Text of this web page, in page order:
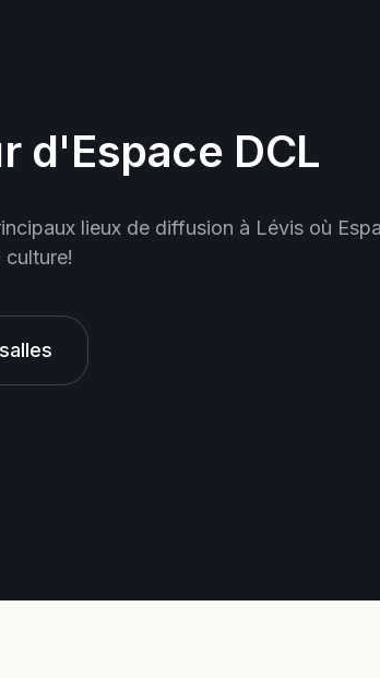
d'Espace DCL
lieux de diffusion à Lévis où